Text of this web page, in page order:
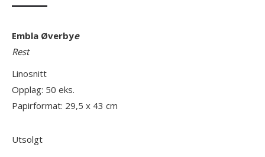
Embla Øverbye
Rest
Linosnitt
Opplag: 50 eks.
Papirformat: 29,5 x 43 cm
Utsolgt